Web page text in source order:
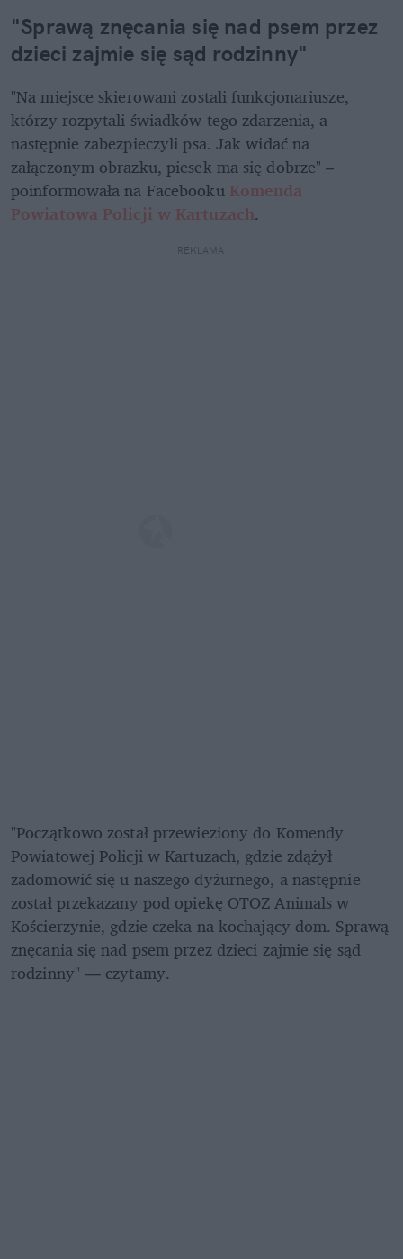
"Sprawą znęcania się nad psem przez
dzieci zajmie się sąd rodzinny"
"Na miejsce skierowani zostali funkcjonariusze,
którzy rozpytali świadków tego zdarzenia, a
następnie zabezpieczyli psa. Jak widać na
załączonym obrazku, piesek ma się dobrze" –
poinformowała na Facebooku Komenda
Powiatowa Policji w Kartuzach.
REKLAMA
"Początkowo został przewieziony do Komendy
Powiatowej Policji w Kartuzach, gdzie zdążył
zadomowić się u naszego dyżurnego, a następnie
został przekazany pod opiekę OTOZ Animals w
Kościerzynie, gdzie czeka na kochający dom. Sprawą
znęcania się nad psem przez dzieci zajmie się sąd
rodzinny" — czytamy.